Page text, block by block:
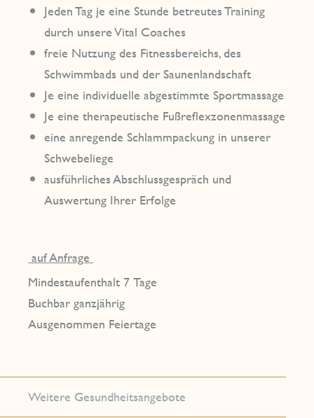
Jeden Tag je eine Stunde betreutes Training
durch unsere Vital Coaches
freie Nutzung des Fitnessbereichs, des
Schwimmbads und der Saunenlandschaft
Je eine individuelle abgestimmte Sportmassage
Je eine therapeutische Fußreflexzonenmassage
eine anregende Schlammpackung in unserer
Schwebeliege
ausführliches Abschlussgespräch und
Auswertung Ihrer Erfolge
auf Anfrage
Mindestaufenthalt 7 Tage
Buchbar ganzjährig
Ausgenommen Feiertage
Weitere Gesundheitsangebote